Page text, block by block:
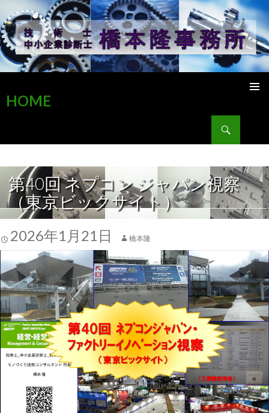
HOME
コンテンツへ移動
第40回 ネプコン ジャパン視察
（東京ビックサイト）
2026年1月21日 橋本隆